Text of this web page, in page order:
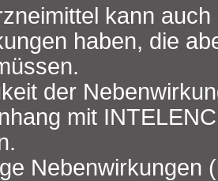
kann
haben, die
der
mit
Nebenwirkungen